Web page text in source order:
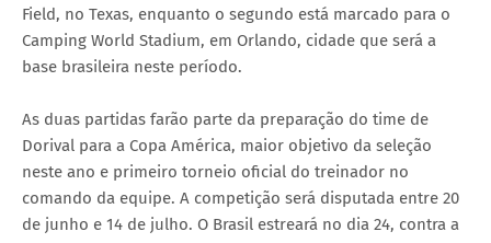
Field, no Texas, enquanto o segundo está marcado para o
Camping World Stadium, em Orlando, cidade que será a
base brasileira neste período.
As duas partidas farão parte da preparação do time de
Dorival para a Copa América, maior objetivo da seleção
neste ano e primeiro torneio oficial do treinador no
comando da equipe. A competição será disputada entre 20
de junho e 14 de julho. O Brasil estreará no dia 24, contra a